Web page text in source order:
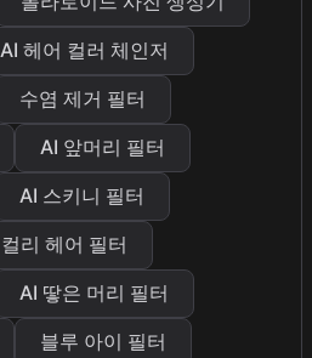
AI 헤어 컬러 체인저
수염 제거 필터
AI 앞머리 필터
AI 스키니 필터
컬리 헤어 필터
AI 땋은 머리 필터
블루 아이 필터